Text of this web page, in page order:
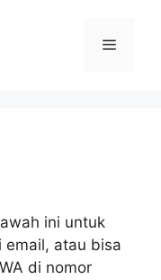
Menu
ini untuk
email, atau bisa
di nomor